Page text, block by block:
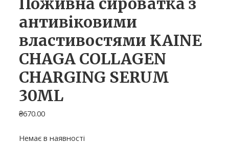
антивіковими
властивостями KAINE
CHAGA COLLAGEN
CHARGING SERUM
30ML
₴670.00
Немає в наявності